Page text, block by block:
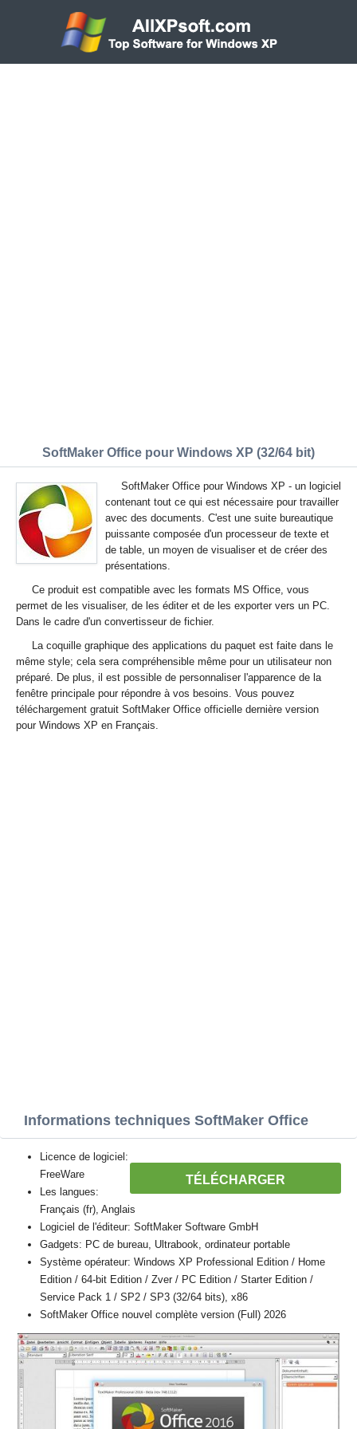
SoftMaker Office pour Windows XP (32/64 bit)
SoftMaker Office pour Windows XP - un logiciel
contenant tout ce qui est nécessaire pour travailler
avec des documents. C'est une suite bureautique
puissante composée d'un processeur de texte et
de table, un moyen de visualiser et de créer des
présentations.
Ce produit est compatible avec les formats MS Office, vous
permet de les visualiser, de les éditer et de les exporter vers un PC.
Dans le cadre d'un convertisseur de fichier.
La coquille graphique des applications du paquet est faite dans le
même style; cela sera compréhensible même pour un utilisateur non
préparé. De plus, il est possible de personnaliser l'apparence de la
fenêtre principale pour répondre à vos besoins. Vous pouvez
téléchargement gratuit SoftMaker Office officielle dernière version
pour Windows XP en Français.
Informations techniques SoftMaker Office
TÉLÉCHARGER
Licence de logiciel:
FreeWare
Les langues:
Français (fr), Anglais
Logiciel de l'éditeur: SoftMaker Software GmbH
Gadgets: PC de bureau, Ultrabook, ordinateur portable
Système opérateur: Windows XP Professional Edition / Home
Edition / 64-bit Edition / Zver / PC Edition / Starter Edition /
Service Pack 1 / SP2 / SP3 (32/64 bits), x86
SoftMaker Office nouvel complète version (Full) 2026